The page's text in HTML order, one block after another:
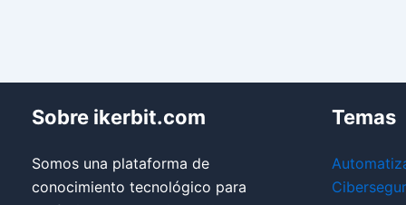
Sobre ikerbit.com
Somos una plataforma de
conocimiento tecnológico para
Temas